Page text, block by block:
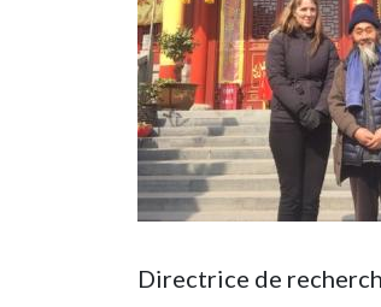
Directrice de